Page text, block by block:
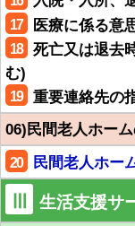
17 医療に係る意
18
死亡又は退去
む)
19
重要連絡先の
06)民間老人ホー
20 民間老人ホー
Ⅲ 生活支援サ